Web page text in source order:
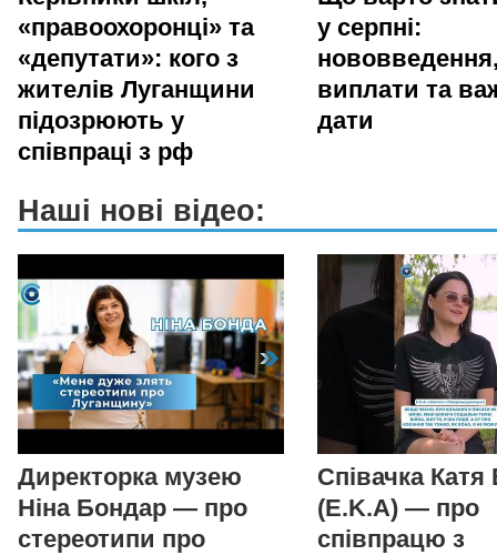
«правоохоронці» та
«депутати»: кого з
жителів Луганщини
підозрюють у
співпраці з рф
у серпні:
виплати та
дати
Наші нові відео:
Директорка музею
Ніна Бондар — про
стереотипи про
Співачка Катя
(E.K.A) — про
співпрацю з